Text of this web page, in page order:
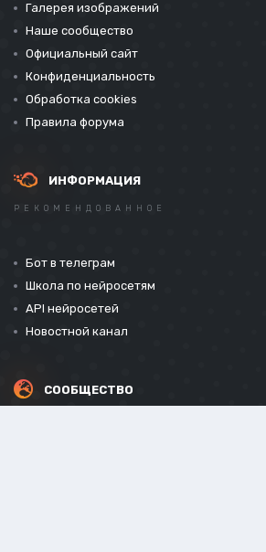
Галерея изображений
Наше сообщество
Официальный сайт
Конфиденциальность
Обработка cookies
Правила форума
ИНФОРМАЦИЯ
РЕКОМЕНДОВАННОЕ
Бот в телеграм
Школа по нейросетям
API нейросетей
Новостной канал
СООБЩЕСТВО